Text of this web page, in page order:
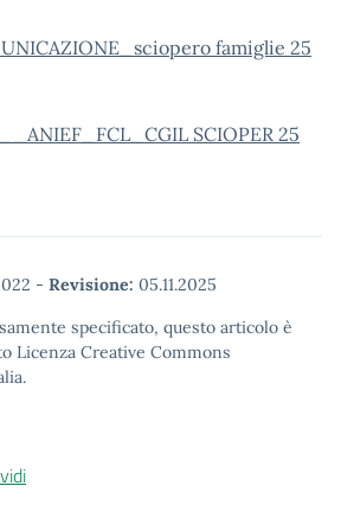
famiglie 25
SCIOPER 25
- Revisione: 05.11.2025
specificato, questo articolo è
Licenza Creative Commons